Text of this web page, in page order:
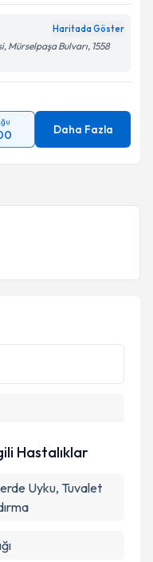
Haritada Göster
Mürselpaşa Bulvarı, 1558
Daha Fazla
Hastalıklar
Uyku, Tuvalet